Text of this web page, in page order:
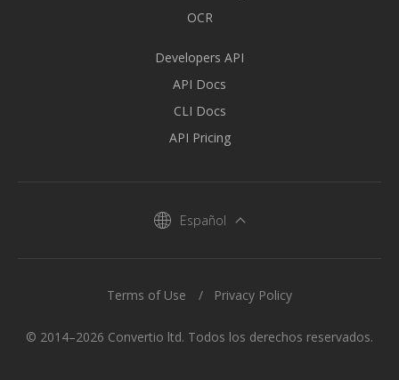
OCR
Developers API
API Docs
CLI Docs
API Pricing
Español
© 2014–2026 Convertio ltd. Todos los derechos reservados.
Terms of Use Privacy Policy